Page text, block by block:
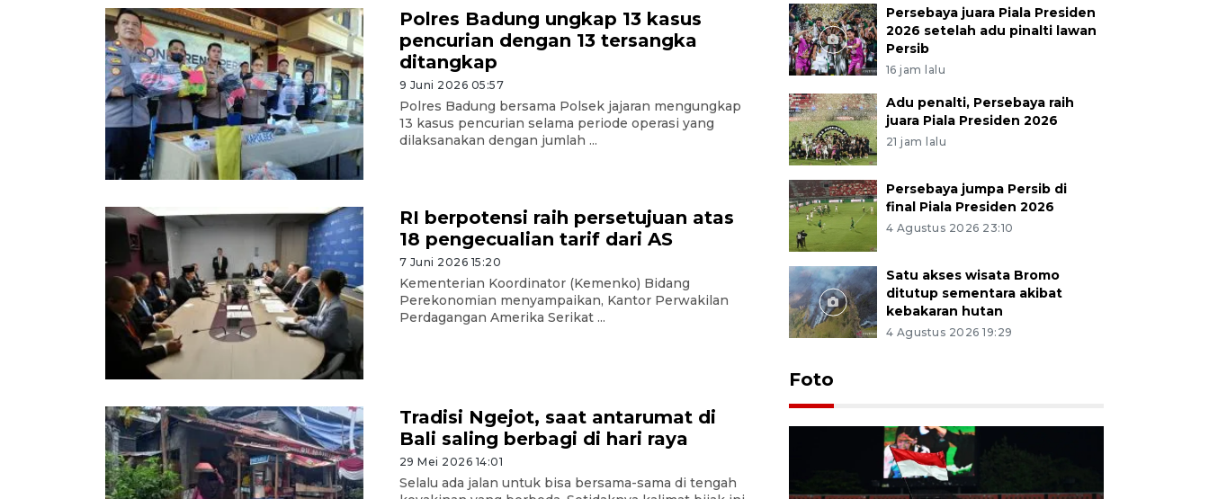
Polres Badung ungkap 13 kasus
pencurian dengan 13 tersangka
ditangkap
9 Juni 2026 05:57
Polres Badung bersama Polsek jajaran mengungkap
13 kasus pencurian selama periode operasi yang
dilaksanakan dengan jumlah ...
RI berpotensi raih persetujuan atas
18 pengecualian tarif dari AS
7 Juni 2026 15:20
​​​​Kementerian Koordinator (Kemenko) Bidang
Perekonomian menyampaikan, Kantor Perwakilan
Perdagangan Amerika Serikat ...
Tradisi Ngejot, saat antarumat di
Bali saling berbagi di hari raya
29 Mei 2026 14:01
Selalu ada jalan untuk bisa bersama-sama di tengah
Persebaya juara Piala Presiden
2026 setelah adu pinalti lawan
Persib
16 jam lalu
Adu penalti, Persebaya raih
juara Piala Presiden 2026
21 jam lalu
Persebaya jumpa Persib di
final Piala Presiden 2026
4 Agustus 2026 23:10
Satu akses wisata Bromo
ditutup sementara akibat
kebakaran hutan
4 Agustus 2026 19:29
Foto